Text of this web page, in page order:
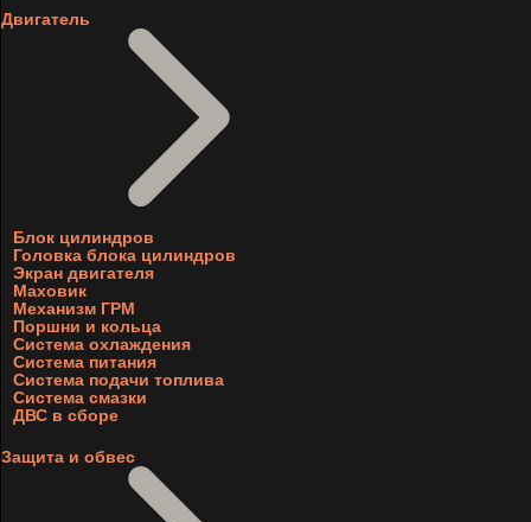
Двигатель
Блок цилиндров
Головка блока цилиндров
Экран двигателя
Маховик
Механизм ГРМ
Поршни и кольца
Система охлаждения
Система питания
Система подачи топлива
Система смазки
ДВС в сборе
Защита и обвес